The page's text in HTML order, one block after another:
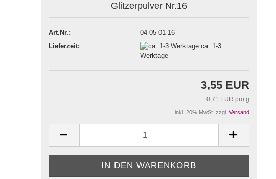
Konto erstellen
Glitzerpulver Nr.16
Art.Nr.:
04-05-01-16
Lieferzeit:
ca. 1-3
Werktage
3,55 EUR
0,71 EUR pro g
inkl. 20% MwSt. zzgl. Versand